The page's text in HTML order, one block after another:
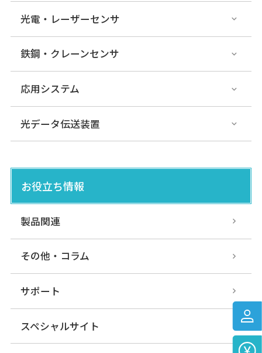
光電・レーザーセンサ
鉄鋼・クレーンセンサ
応用システム
光データ伝送装置
お役立ち情報
製品関連
その他・コラム
サポート
スペシャルサイト